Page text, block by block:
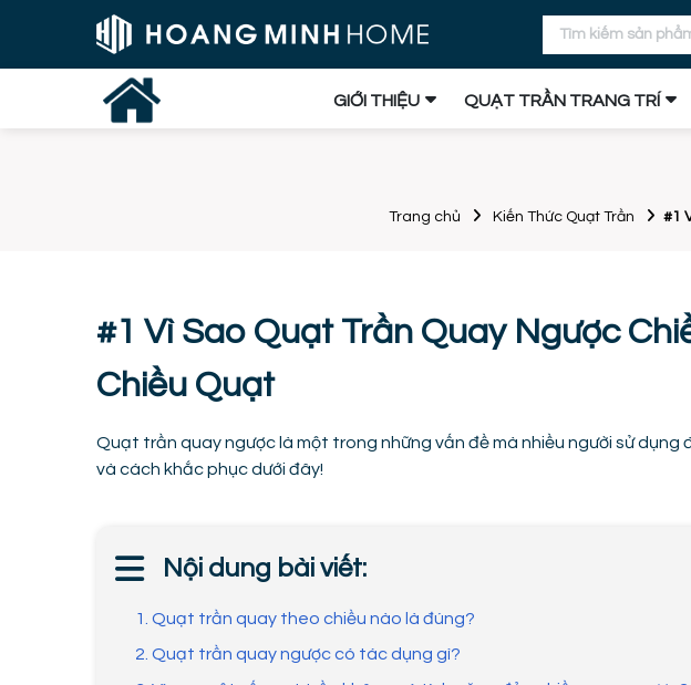
GIỚI THIỆU QUẠT TRẦN TRANG TRÍ
Trang chủ Kiến Thức Quạt Trần #1
#1 Vì Sao Quạt Trần Quay Ngược
Chiều Quạt
Quạt trần quay ngược là một trong những vấn đề mà nhiều người sử dụng
và cách khắc phục dưới đây!
Nội dung bài viết:
1. Quạt trần quay theo chiều nào là đúng?
2. Quạt trần quay ngược có tác dụng gì?